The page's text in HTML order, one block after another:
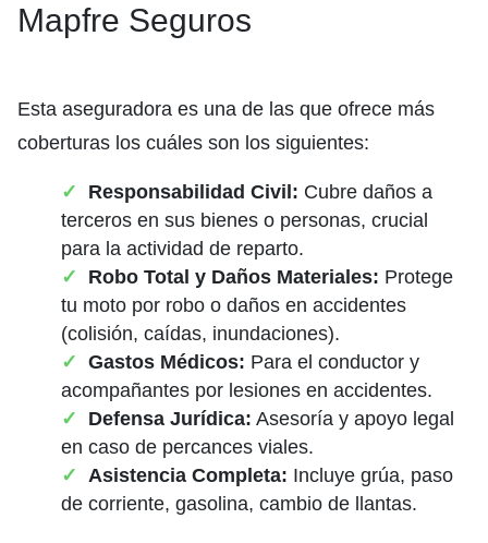
Mapfre Seguros
Esta aseguradora es una de las que ofrece más
coberturas los cuáles son los siguientes:
Responsabilidad Civil: Cubre daños a
terceros en sus bienes o personas, crucial
para la actividad de reparto.
Robo Total y Daños Materiales: Protege
tu moto por robo o daños en accidentes
(colisión, caídas, inundaciones).
Gastos Médicos: Para el conductor y
acompañantes por lesiones en accidentes.
Defensa Jurídica: Asesoría y apoyo legal
en caso de percances viales.
Asistencia Completa: Incluye grúa, paso
de corriente, gasolina, cambio de llantas.